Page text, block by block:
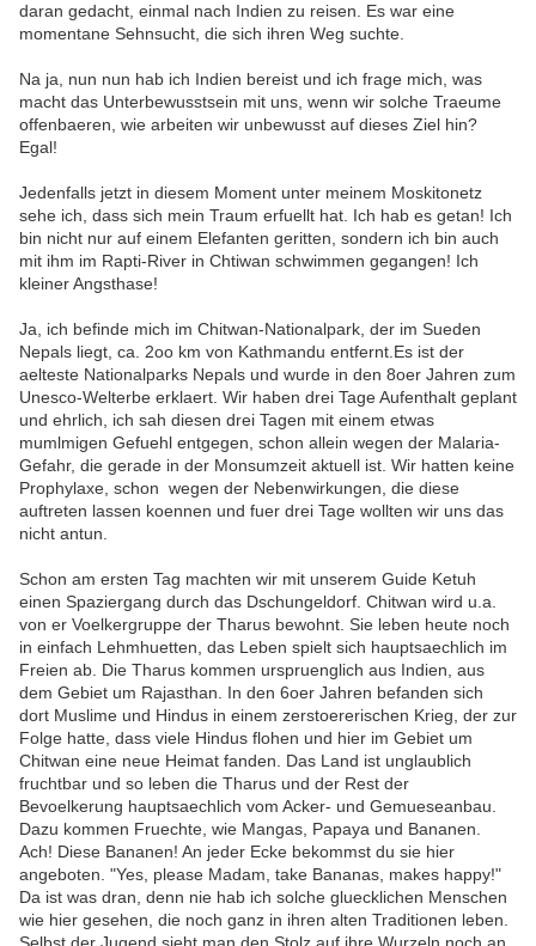
daran gedacht, einmal nach Indien zu reisen. Es war eine
momentane Sehnsucht, die sich ihren Weg suchte.
Na ja, nun nun hab ich Indien bereist und ich frage mich, was
macht das Unterbewusstsein mit uns, wenn wir solche Traeume
offenbaeren, wie arbeiten wir unbewusst auf dieses Ziel hin?
Egal!
Jedenfalls jetzt in diesem Moment unter meinem Moskitonetz
sehe ich, dass sich mein Traum erfuellt hat. Ich hab es getan! Ich
bin nicht nur auf einem Elefanten geritten, sondern ich bin auch
mit ihm im Rapti-River in Chtiwan schwimmen gegangen! Ich
kleiner Angsthase!
Ja, ich befinde mich im Chitwan-Nationalpark, der im Sueden
Nepals liegt, ca. 2oo km von Kathmandu entfernt.Es ist der
aelteste Nationalparks Nepals und wurde in den 8oer Jahren zum
Unesco-Welterbe erklaert. Wir haben drei Tage Aufenthalt geplant
und ehrlich, ich sah diesen drei Tagen mit einem etwas
mumlmigen Gefuehl entgegen, schon allein wegen der Malaria-
Gefahr, die gerade in der Monsumzeit aktuell ist. Wir hatten keine
Prophylaxe, schon wegen der Nebenwirkungen, die diese
auftreten lassen koennen und fuer drei Tage wollten wir uns das
nicht antun.
Schon am ersten Tag machten wir mit unserem Guide Ketuh
einen Spaziergang durch das Dschungeldorf. Chitwan wird u.a.
von er Voelkergruppe der Tharus bewohnt. Sie leben heute noch
in einfach Lehmhuetten, das Leben spielt sich hauptsaechlich im
Freien ab. Die Tharus kommen urspruenglich aus Indien, aus
dem Gebiet um Rajasthan. In den 6oer Jahren befanden sich
dort Muslime und Hindus in einem zerstoererischen Krieg, der zur
Folge hatte, dass viele Hindus flohen und hier im Gebiet um
Chitwan eine neue Heimat fanden. Das Land ist unglaublich
fruchtbar und so leben die Tharus und der Rest der
Bevoelkerung hauptsaechlich vom Acker- und Gemueseanbau.
Dazu kommen Fruechte, wie Mangas, Papaya und Bananen.
Ach! Diese Bananen! An jeder Ecke bekommst du sie hier
angeboten. "Yes, please Madam, take Bananas, makes happy!"
Da ist was dran, denn nie hab ich solche gluecklichen Menschen
wie hier gesehen, die noch ganz in ihren alten Traditionen leben.